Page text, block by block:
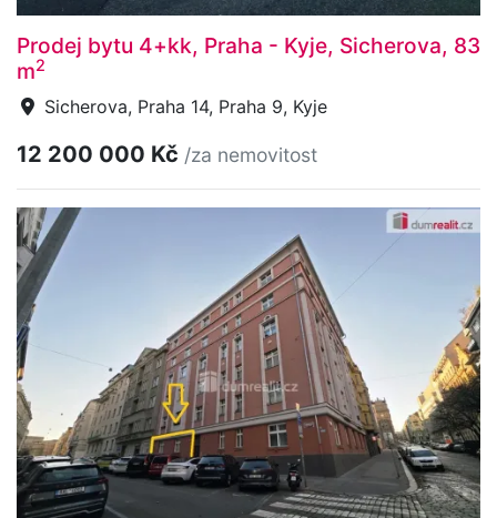
Prodej bytu 4+kk, Praha - Kyje, Sicherova, 83
m2
Sicherova, Praha 14, Praha 9, Kyje
12 200 000 Kč /za nemovitost